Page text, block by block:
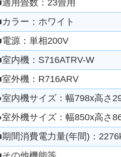
適用畳数：23畳用
カラー：ホワイト
電源：単相200V
室内機：S716ATRV-W
室外機：R716ARV
室内機サイズ：幅798x高さ
室外機サイズ：幅850x高さ
期間消費電力量(年間)：